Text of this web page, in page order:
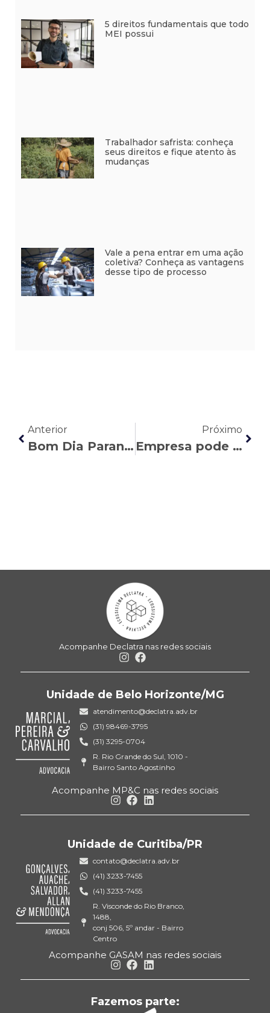
5 direitos fundamentais que todo
MEI possui
Trabalhador safrista: conheça
seus direitos e fique atento às
mudanças
Vale a pena entrar em uma ação
coletiva? Conheça as vantagens
desse tipo de processo
Anterior
Bom Dia Paraná: Nasser Allan explica a regra da licença-maternidade em casos de bebês prematuros
Próximo
Empresa pode demitir CLT para recontratar como MEI? Entenda os riscos e seus direitos
Acompanhe Declatra nas redes sociais
Unidade de Belo Horizonte/MG
atendimento@declatra.adv.br
(31) 98469-3795
(31) 3295-0704
R. Rio Grande do Sul, 1010 -
Bairro Santo Agostinho
Acompanhe MP&C nas redes sociais
Unidade de Curitiba/PR
contato@declatra.adv.br
(41) 3233-7455
(41) 3233-7455
R. Visconde do Rio Branco,
1488,
conj 506, 5º andar - Bairro
Centro
Acompanhe GASAM nas redes sociais
Fazemos parte: